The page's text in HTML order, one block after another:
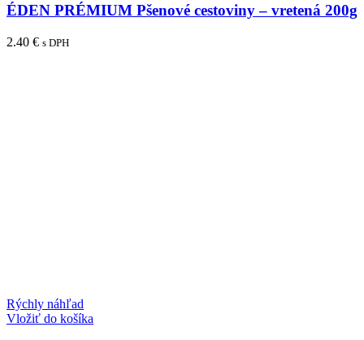
ÉDEN PRÉMIUM Pšenové cestoviny – vretená 200g
2.40 € s DPH
Rýchly náhľad
Vložiť do košíka